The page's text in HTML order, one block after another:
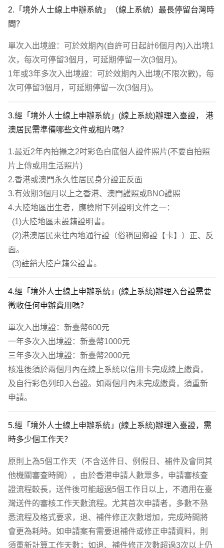
2.「境外人士線上申辦系統」（線上系統）最長停留台灣時
間？
單次入出境證：可於效期內(自許可日起計6個月內)入出境1
次，每次可停留3個月，可延期停留一次(3個月)。
1年或3年多次入出境證：可於效期內入出境(不限次數)，每
次可停留3個月，可延期停留一次(3個月)。
3.經「境外人士線上申辦系統」(線上系統)辦理入臺證， 港
澳居民需準備哪些文件或相片嗎？
1.最近2年內拍攝之2吋彩色白底個人證件照片(不要自拍照
片上傳或用生活照片)
2.香港或澳門永久性居民身分證正反面
3.有效期3個月以上之香港、澳門護照或BNO護照
4.大陸地區出生者，應檢附下列證明文件之一：
面。
  (3)註銷大陸戶籍公證書。
4.經「境外人士線上申辦系統」(線上系統)辦理入台證需要
徵收任何申辦費用嗎？
單次入出境證：新臺幣600元
一年多次入出境證：新臺幣1000元
三年多次入出境證：新臺幣2000元
核准後須於兩個月內在線上系統以信用卡完成線上繳費，
及自行彩色列印入台證。如兩個月內未完成繳費，須重新
申請。
5.經「境外人士線上申辦系統」(線上系統)辦理入臺證，需
時多少個工作天？
原則上為5個工作天（不含送件日、例假日、補件及會同其
他機關審查時間），由於香港申請人數眾多，申請審核查
證流程較長，送件後可能超過5個工作日以上，不適用在臺
灣送件的審核工作天數流程。尤其首次申請者，多數不熟
悉流程及格式要求，退、補件修正次數增加，完成時間將
會更為耗時。如申請案有需要退補件或修正申請資料，則
須重新計算工作天數；如退、補件修正次數超過3次以上仍